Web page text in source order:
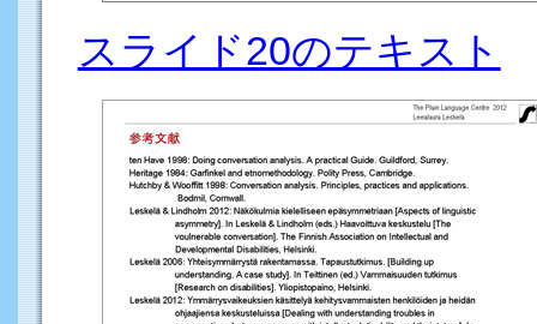
スライド20のテキスト